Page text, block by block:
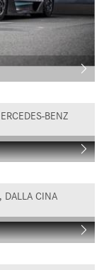
BENZ
DALLA CINA